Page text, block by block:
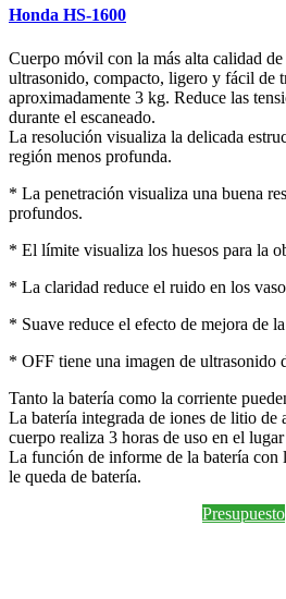
Honda HS-1600
Cuerpo móvil con la más alta calidad
ultrasonido, compacto, ligero y fácil de
aproximadamente 3 kg. Reduce las
durante el escaneado.
La resolución visualiza la delicada
región menos profunda.
* La penetración visualiza una buena
profundos.
* El límite visualiza los huesos para la
* La claridad reduce el ruido en los
* Suave reduce el efecto de mejora de
* OFF tiene una imagen de ultrasonido
Tanto la batería como la corriente
La batería integrada de iones de litio de
cuerpo realiza 3 horas de uso en el
La función de informe de la batería con
le queda de batería.
Presupuesto